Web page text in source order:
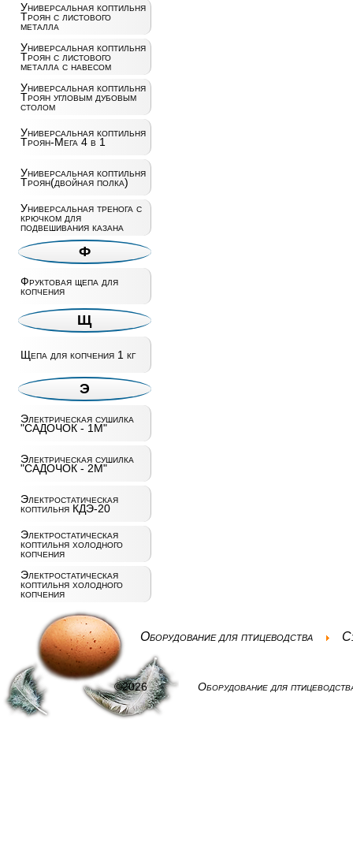
Универсальная коптильня
Троян с листового
металла
Универсальная коптильня
Троян с листового
металла с навесом
Универсальная коптильня
Троян угловым дубовым
столом
Универсальная коптильня
Троян-Мега 4 в 1
Универсальная коптильня
Троян(двойная полка)
Универсальная тренога с
крючком для
подвешивания казана
Ф
Фруктовая щепа для
копчения
Щ
Щепа для копчения 1 кг
Э
Электрическая сушилка
"САДОЧОК - 1М"
Электрическая сушилка
"САДОЧОК - 2М"
Электростатическая
коптильня КДЭ-20
Электростатическая
коптильня холодного
копчения
Электростатическая
коптильня холодного
копчения
Оборудование для птицеводства
©2026 Оборудование для